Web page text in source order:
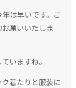
は早いです。ご
願いいたしま
いますね。
着たりと服装に